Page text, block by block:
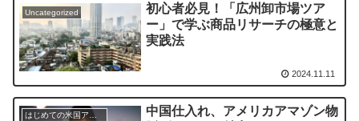
Uncategorized
初心者必見！「広州卸市場ツア
ー」で学ぶ商品リサーチの極意と
実践法
2024.11.11
はじめての米国アマゾン物販
中国仕入れ、アメリカアマゾン物